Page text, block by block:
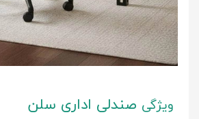
ویژگی صندلی اداری سلن